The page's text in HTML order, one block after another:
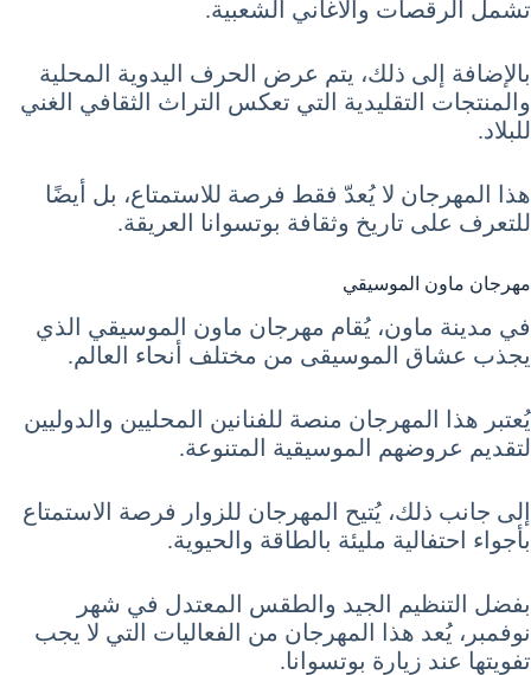
تشمل الرقصات والأغاني الشعبية.
بالإضافة إلى ذلك، يتم عرض الحرف اليدوية المحلية
والمنتجات التقليدية التي تعكس التراث الثقافي الغني
للبلاد.
هذا المهرجان لا يُعدّ فقط فرصة للاستمتاع، بل أيضًا
للتعرف على تاريخ وثقافة بوتسوانا العريقة.
مهرجان ماون الموسيقي
في مدينة ماون، يُقام مهرجان ماون الموسيقي الذي
يجذب عشاق الموسيقى من مختلف أنحاء العالم.
يُعتبر هذا المهرجان منصة للفنانين المحليين والدوليين
لتقديم عروضهم الموسيقية المتنوعة.
إلى جانب ذلك، يُتيح المهرجان للزوار فرصة الاستمتاع
بأجواء احتفالية مليئة بالطاقة والحيوية.
بفضل التنظيم الجيد والطقس المعتدل في شهر
نوفمبر، يُعد هذا المهرجان من الفعاليات التي لا يجب
تفويتها عند زيارة بوتسوانا.